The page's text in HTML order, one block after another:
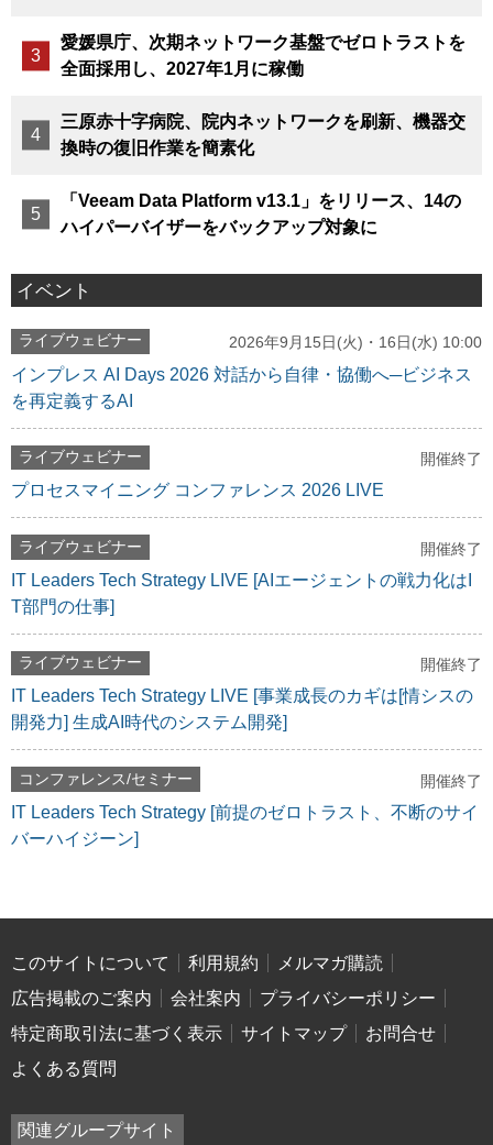
愛媛県庁、次期ネットワーク基盤でゼロトラストを
全面採用し、2027年1月に稼働
三原赤十字病院、院内ネットワークを刷新、機器交
換時の復旧作業を簡素化
「Veeam Data Platform v13.1」をリリース、14の
ハイパーバイザーをバックアップ対象に
イベント
ライブウェビナー 2026年9月15日(火)・16日(水) 10:00
インプレス AI Days 2026 対話から自律・協働へ─ビジネス
を再定義するAI
ライブウェビナー 開催終了
プロセスマイニング コンファレンス 2026 LIVE
ライブウェビナー 開催終了
IT Leaders Tech Strategy LIVE [AIエージェントの戦力化はI
T部門の仕事]
ライブウェビナー 開催終了
IT Leaders Tech Strategy LIVE [事業成長のカギは[情シスの
開発力] 生成AI時代のシステム開発]
コンファレンス/セミナー 開催終了
IT Leaders Tech Strategy [前提のゼロトラスト、不断のサイ
バーハイジーン]
このサイトについて 利用規約
メルマガ購読
広告掲載のご案内
会社案内
プライバシーポリシー
特定商取引法に基づく表示
サイトマップ
お問合せ
よくある質問
関連グループサイト